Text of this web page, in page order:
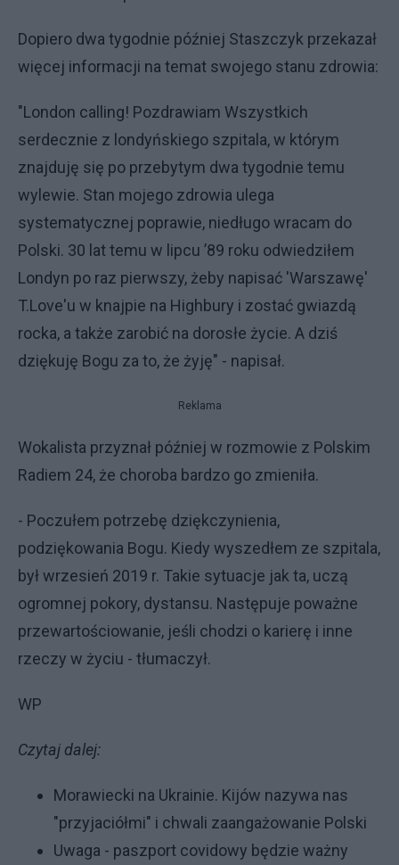
Dopiero dwa tygodnie później Staszczyk przekazał
więcej informacji na temat swojego stanu zdrowia:
"London calling! Pozdrawiam Wszystkich
serdecznie z londyńskiego szpitala, w którym
znajduję się po przebytym dwa tygodnie temu
wylewie. Stan mojego zdrowia ulega
systematycznej poprawie, niedługo wracam do
Polski. 30 lat temu w lipcu ’89 roku odwiedziłem
Londyn po raz pierwszy, żeby napisać 'Warszawę'
T.Love'u w knajpie na Highbury i zostać gwiazdą
rocka, a także zarobić na dorosłe życie. A dziś
dziękuję Bogu za to, że żyję" - napisał.
Reklama
Wokalista przyznał później w rozmowie z Polskim
Radiem 24, że choroba bardzo go zmieniła.
- Poczułem potrzebę dziękczynienia,
podziękowania Bogu. Kiedy wyszedłem ze szpitala,
był wrzesień 2019 r. Takie sytuacje jak ta, uczą
ogromnej pokory, dystansu. Następuje poważne
przewartościowanie, jeśli chodzi o karierę i inne
rzeczy w życiu - tłumaczył.
WP
Czytaj dalej:
Morawiecki na Ukrainie. Kijów nazywa nas
"przyjaciółmi" i chwali zaangażowanie Polski
Uwaga - paszport covidowy będzie ważny